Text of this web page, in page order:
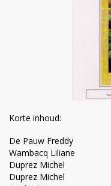
Korte inhoud:
De Pauw Freddy
Wambacq Liliane
Duprez Michel
Duprez Michel